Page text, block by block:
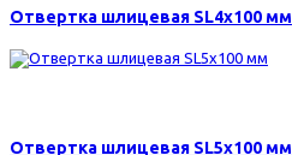
Отвертка шлицевая SL4х100 мм
Отвертка шлицевая SL5х100 мм